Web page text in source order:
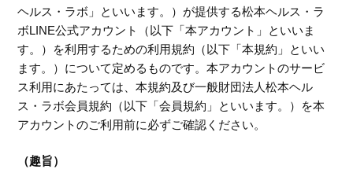
ヘルス・ラボ」といいます。）が提供する松本ヘルス・ラ
ボLINE公式アカウント（以下「本アカウント」といいま
す。）を利用するための利用規約（以下「本規約」といい
ます。）について定めるものです。本アカウントのサービ
ス利用にあたっては、本規約及び一般財団法人松本ヘル
ス・ラボ会員規約（以下「会員規約」といいます。）を本
アカウントのご利用前に必ずご確認ください。
（趣旨）